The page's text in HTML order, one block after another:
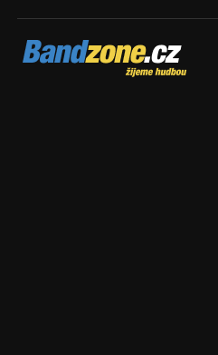
Bandzone.cz
žijeme hudbou